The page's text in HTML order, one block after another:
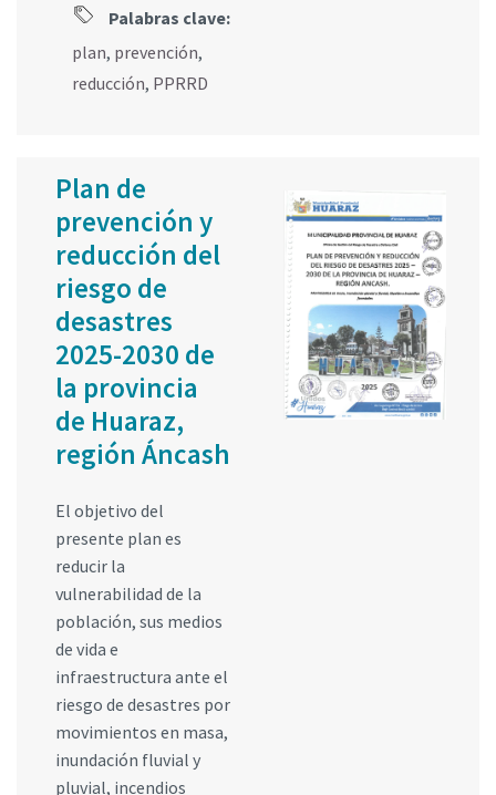
Palabras clave:
plan, prevención,
reducción, PPRRD
Plan de
prevención y
reducción del
riesgo de
desastres
2025-2030 de
la provincia
de Huaraz,
región Áncash
El objetivo del
presente plan es
reducir la
vulnerabilidad de la
población, sus medios
de vida e
infraestructura ante el
riesgo de desastres por
movimientos en masa,
inundación fluvial y
pluvial, incendios